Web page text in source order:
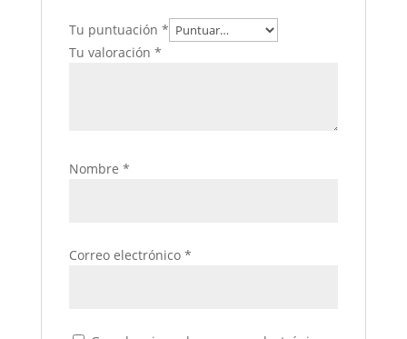
Tu puntuación *
Tu valoración *
Nombre *
Correo electrónico *